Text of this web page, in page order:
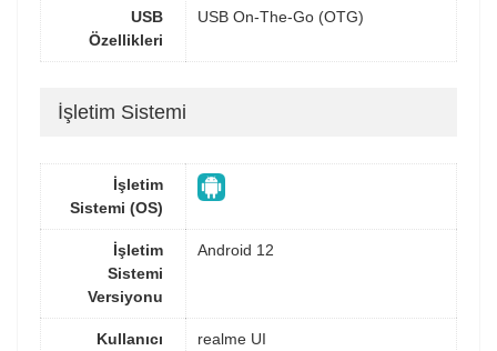
USB
Özellikleri
USB On-The-Go (OTG)
İşletim Sistemi
İşletim
Sistemi (OS)
İşletim
Sistemi
Versiyonu
Android 12
Kullanıcı
realme UI